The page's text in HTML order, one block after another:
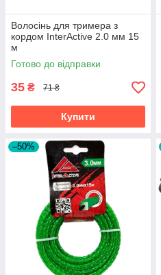
Волосінь для тримера з
кордом InterActive 2.0 мм 15
м
Готово до відправки
35 ₴ 71 ₴
Купити
–50%